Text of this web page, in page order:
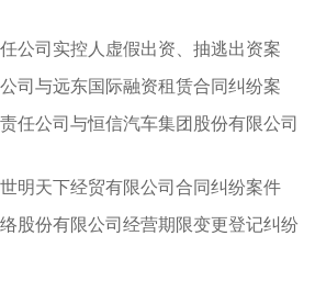
公司实控人虚假出资、抽逃出资案
司与远东国际融资租赁合同纠纷案
任公司与恒信汽车集团股份有限公司
明天下经贸有限公司合同纠纷案件
股份有限公司经营期限变更登记纠纷